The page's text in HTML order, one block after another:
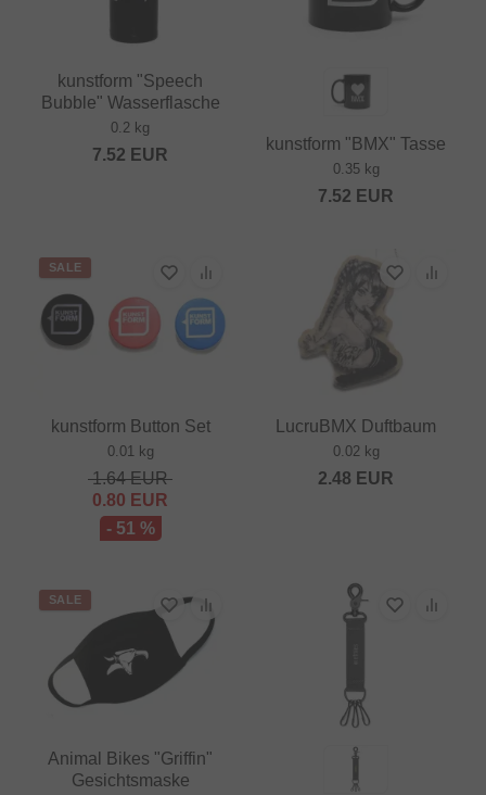
kunstform "Speech
Bubble" Wasserflasche
0.2 kg
7.52 EUR
kunstform "BMX" Tasse
0.35 kg
7.52 EUR
SALE
kunstform Button Set
0.01 kg
1.64EUR
0.80 EUR
- 51 %
LucruBMX Duftbaum
0.02 kg
2.48 EUR
SALE
Animal Bikes "Griffin"
Gesichtsmaske